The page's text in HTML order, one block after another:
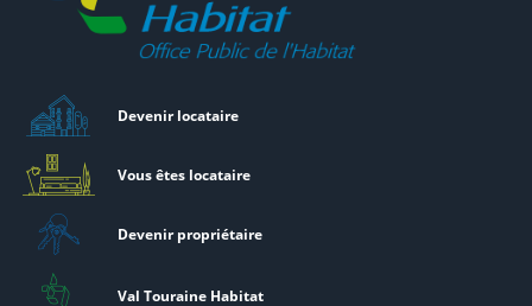
Devenir locataire
Vous êtes locataire
Devenir propriétaire
Val Touraine Habitat